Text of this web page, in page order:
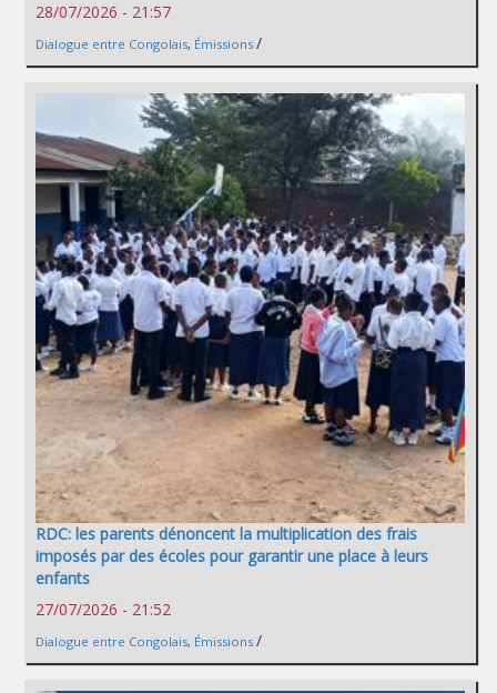
28/07/2026 - 21:57
Dialogue entre Congolais, Émissions /
RDC: les parents dénoncent la multiplication des frais
imposés par des écoles pour garantir une place à leurs
enfants
27/07/2026 - 21:52
Dialogue entre Congolais, Émissions /